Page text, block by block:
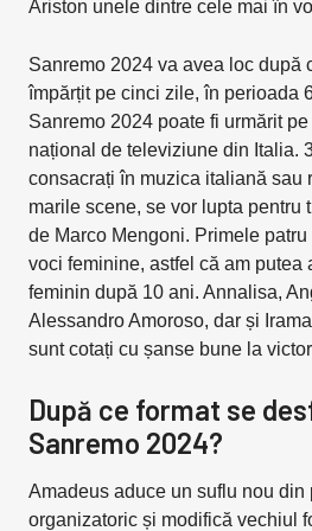
Ariston unele dintre cele mai în
Sanremo 2024 va avea loc după
împărțit pe cinci zile, în perioada
Sanremo 2024 poate fi urmărit pe
național de televiziune din Italia.
consacrați în muzica italiană sau
marile scene, se vor lupta pentru
de Marco Mengoni. Primele
voci feminine, astfel că am putea
feminin după 10 ani. Annalisa,
Alessandro Amoroso, dar și
sunt cotați cu șanse bune la
După ce format se
Sanremo 2024?
Amadeus aduce un suflu nou din
organizatoric și modifică vechiul